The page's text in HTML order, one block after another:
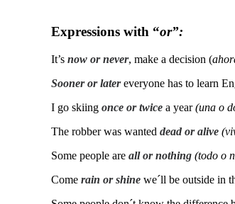
Expressions with “or”:
It’s now or never, make a decision (
Sooner or latereveryone has to learn
I go skiing once or twice a year(una o
The robber was wanted dead or alive
Some people are all or nothing (todo o
Come rain or shine we´ll be outside in